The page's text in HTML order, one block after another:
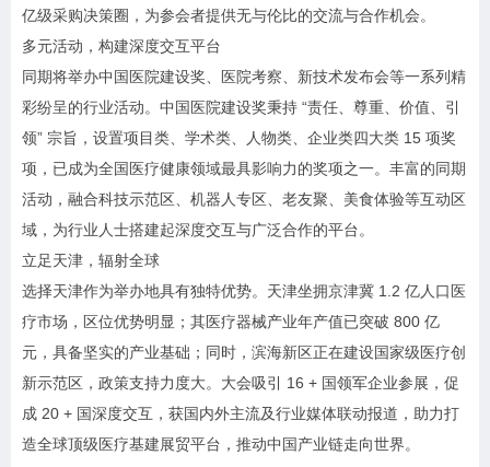
亿级采购决策圈，为参会者提供无与伦比的交流与合作机会。
多元活动，构建深度交互平台
同期将举办中国医院建设奖、医院考察、新技术发布会等一系列精
彩纷呈的行业活动。中国医院建设奖秉持 “责任、尊重、价值、引
领” 宗旨，设置项目类、学术类、人物类、企业类四大类 15 项奖
项，已成为全国医疗健康领域最具影响力的奖项之一。丰富的同期
活动，融合科技示范区、机器人专区、老友聚、美食体验等互动区
域，为行业人士搭建起深度交互与广泛合作的平台。
立足天津，辐射全球
选择天津作为举办地具有独特优势。天津坐拥京津冀 1.2 亿人口医
疗市场，区位优势明显；其医疗器械产业年产值已突破 800 亿
元，具备坚实的产业基础；同时，滨海新区正在建设国家级医疗创
新示范区，政策支持力度大。大会吸引 16 + 国领军企业参展，促
成 20 + 国深度交互，获国内外主流及行业媒体联动报道，助力打
造全球顶级医疗基建展贸平台，推动中国产业链走向世界。